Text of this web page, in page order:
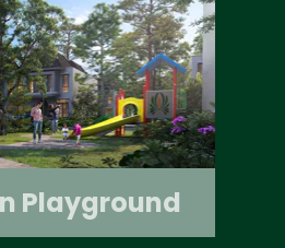
Playground